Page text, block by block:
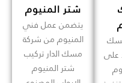
على
شتر المنيوم
يتضمن عمل فني
المنيوم من شركة
مسك الدار تركيب
شتر المنيوم